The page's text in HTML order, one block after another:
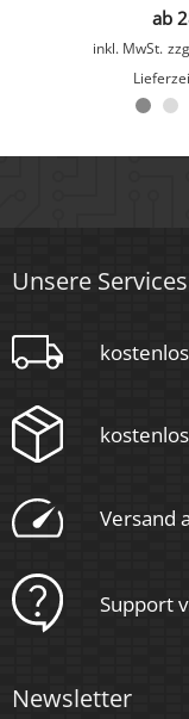
Mittlere
Aluminium
Sockel
Ultraflach
Form
Rund
Schaltzyklen
> 15.000
ab
inkl. MwSt.
Unsere Services
Versand
Support
Newsletter